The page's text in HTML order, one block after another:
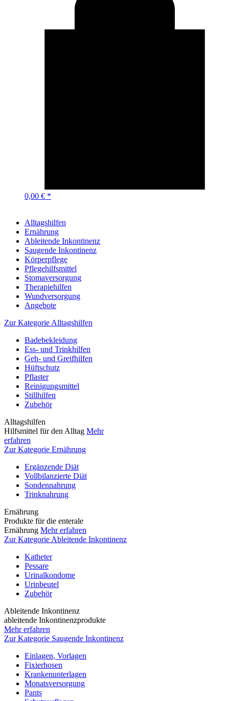
0,00 € *
Alltagshilfen
Ernährung
Ableitende Inkontinenz
Saugende Inkontinenz
Körperpflege
Pflegehilfsmittel
Stomaversorgung
Therapiehilfen
Wundversorgung
Angebote
Zur Kategorie Alltagshilfen
Badebekleidung
Ess- und Trinkhilfen
Geh- und Greifhilfen
Hüftschutz
Pflaster
Reinigungsmittel
Stillhilfen
Zubehör
Alltagshilfen
Hilfsmittel für den Alltag Mehr
erfahren
Zur Kategorie Ernährung
Ergänzende Diät
Vollbilanzierte Diät
Sondennahrung
Trinknahrung
Ernährung
Produkte für die enterale
Ernährung Mehr erfahren
Zur Kategorie Ableitende Inkontinenz
Katheter
Pessare
Urinalkondome
Urinbeutel
Zubehör
Ableitende Inkontinenz
ableitende Inkontinenzprodukte
Mehr erfahren
Zur Kategorie Saugende Inkontinenz
Einlagen, Vorlagen
Fixierhosen
Krankenunterlagen
Monatsversorgung
Pants